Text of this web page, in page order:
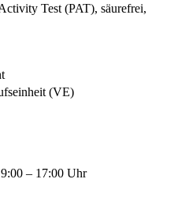
Test (PAT), säurefrei,
(VE)
– 17:00 Uhr